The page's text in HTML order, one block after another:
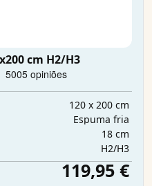
cm H2/H3
120 x 200 cm
Espuma fria
18 cm
H2/H3
119,95 €